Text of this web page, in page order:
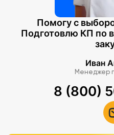
Помогу с
Подготовлю КП по
Иван
Менеджер
8 (800)